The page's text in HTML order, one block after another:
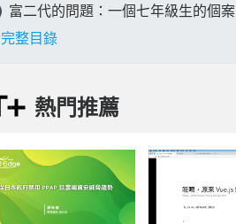
富二代的問題：一個七年級生的個案
完整目錄
熱門推薦